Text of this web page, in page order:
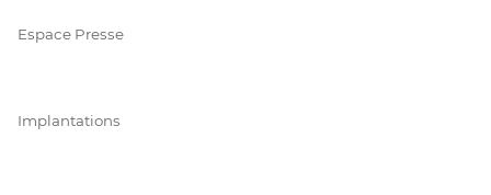
Espace Presse
Implantations